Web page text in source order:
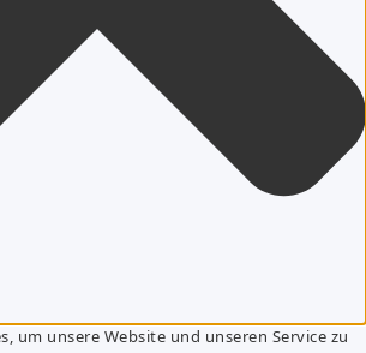
um unsere Website und unseren Service zu